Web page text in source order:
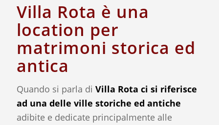
Villa Rota è una
location per
matrimoni storica ed
antica
Quando si parla di Villa Rota ci si riferisce
ad una delle ville storiche ed antiche
adibite e dedicate principalmente alle